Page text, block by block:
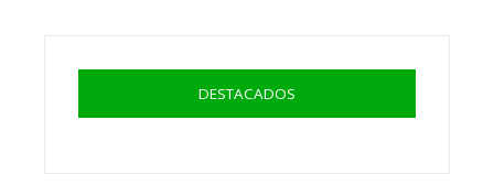
DESTACADOS